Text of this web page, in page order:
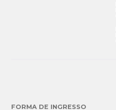
FORMA DE INGRESSO